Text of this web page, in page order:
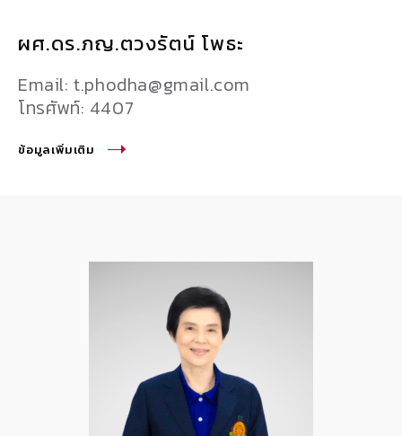
ผศ.ดร.ภญ.ตวงรัตน์ โพธะ
Email: t.phodha@gmail.com
โทรศัพท์: 4407
ข้อมูลเพิ่มเติม